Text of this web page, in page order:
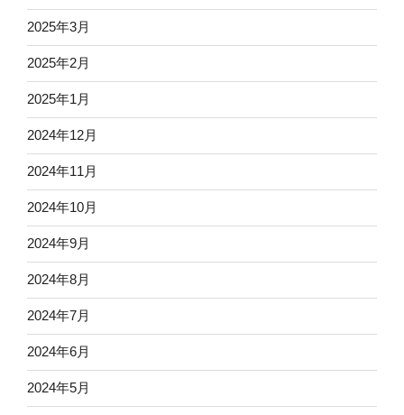
2025年3月
2025年2月
2025年1月
2024年12月
2024年11月
2024年10月
2024年9月
2024年8月
2024年7月
2024年6月
2024年5月